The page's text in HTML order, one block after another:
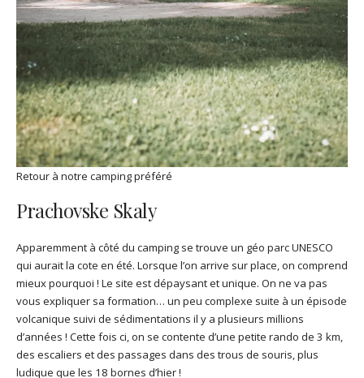
Retour à notre camping préféré
Prachovske Skaly
Apparemment à côté du camping se trouve un géo parc UNESCO
qui aurait la cote en été. Lorsque l’on arrive sur place, on comprend
mieux pourquoi ! Le site est dépaysant et unique. On ne va pas
vous expliquer sa formation… un peu complexe suite à un épisode
volcanique suivi de sédimentations il y a plusieurs millions
d’années ! Cette fois ci, on se contente d’une petite rando de 3 km,
des escaliers et des passages dans des trous de souris, plus
ludique que les 18 bornes d’hier !